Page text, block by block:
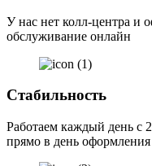
У нас нет колл-центра и
обслуживание онлайн
Стабильность
Работаем каждый день с
прямо в день оформления